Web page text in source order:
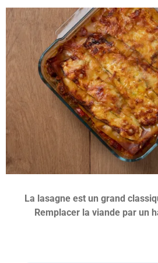
La lasagne est un grand
Remplacer la viande par un